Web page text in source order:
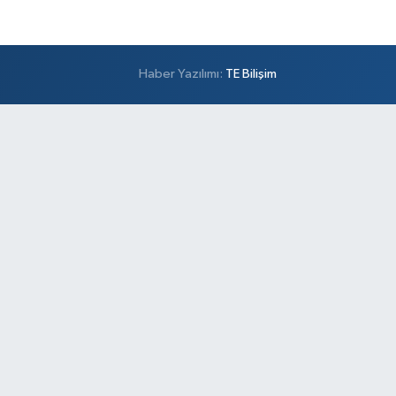
Haber Yazılımı: TE Bilişim